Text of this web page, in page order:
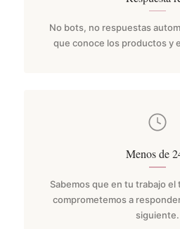
No bots, no respuestas
que conoce los productos y
Menos de
Sabemos que en tu trabajo
comprometemos a
siguiente.